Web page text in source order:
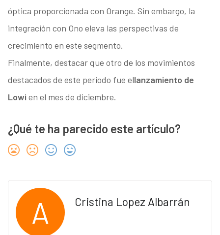
óptica proporcionada con Orange. Sin embargo, la
integración con Ono eleva las perspectivas de
crecimiento en este segmento.
Finalmente, destacar que otro de los movimientos
destacados de este periodo fue ellanzamiento de
Lowi en el mes de diciembre.
¿Qué te ha parecido este artículo?
A Cristina Lopez Albarrán